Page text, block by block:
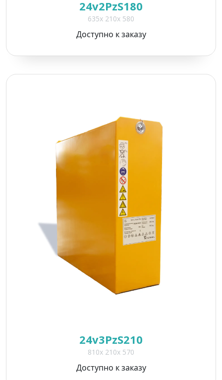
24v2PzS180
635x 210x 580
Доступно к заказу
24v3PzS210
810x 210x 570
Доступно к заказу